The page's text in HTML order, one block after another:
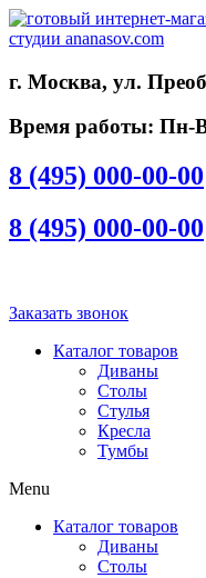
Перейти
к
г. Москва, ул.
Время работы: Пн-
8 (495) 000-00-00
8 (495) 000-00-00
Заказать звонок
Каталог товаров
Диваны
Столы
Стулья
Кресла
Тумбы
Menu
Каталог товаров
Диваны
Столы